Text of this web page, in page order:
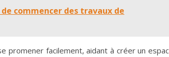
commencer des travaux de
promener facilement, aidant à créer un